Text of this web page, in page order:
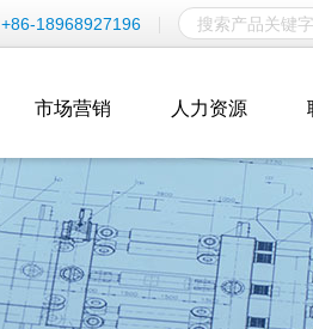
+86-18968927196
市场营销 人力资源